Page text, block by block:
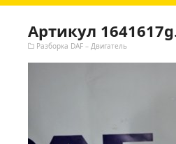
Артикул
Разборка DAF – Двигатель